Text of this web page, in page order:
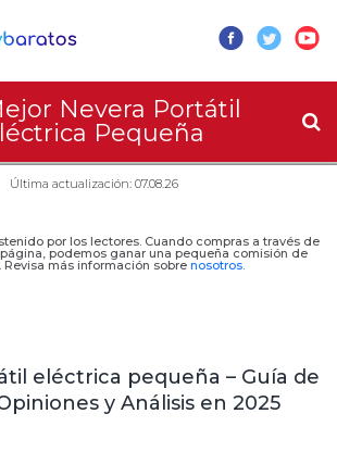
Nevera Portátil
Pequeña
Última actualización: 07.08.26
por los lectores. Cuando compras a través de
podemos ganar una pequeña comisión de
Revisa más información sobre nosotros.
eléctrica pequeña – Guía de
y Análisis en 2025